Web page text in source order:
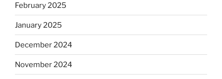
February 2025
January 2025
December 2024
November 2024